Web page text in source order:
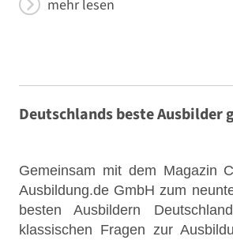
mehr lesen
Deutschlands beste Ausbilder
Gemeinsam mit dem Magazin
Ausbildung.de GmbH zum
besten Ausbildern
klassischen Fragen zur